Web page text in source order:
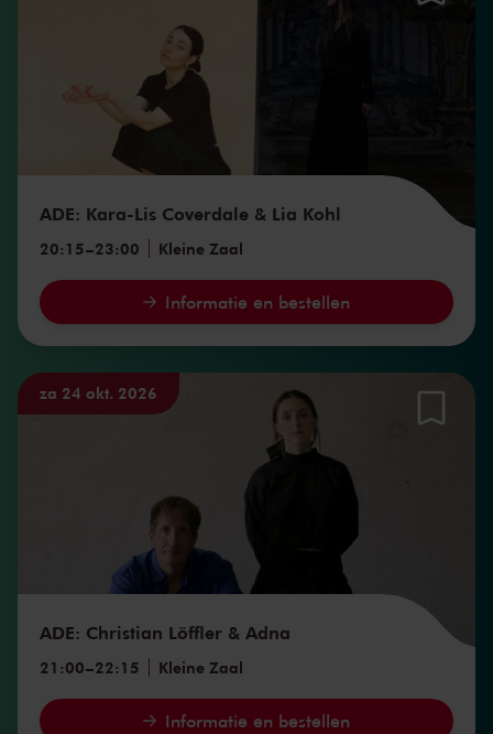
ADE: Kara-Lis Coverdale & Lia Kohl
20:15–23:00 Kleine Zaal
Informatie en bestellen
ADE: Christian Löffler & Adna
21:00–22:15 Kleine Zaal
Informatie en bestellen
za 24 okt. 2026